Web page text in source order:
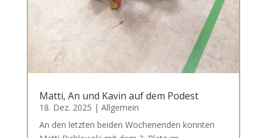
Matti, An und Kavin auf dem Podest
18. Dez. 2025 | Allgemein
An den letzten beiden Wochenenden konnten